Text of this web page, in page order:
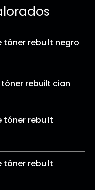
tóner rebuilt negro
tóner rebuilt cian
tóner rebuilt
tóner rebuilt